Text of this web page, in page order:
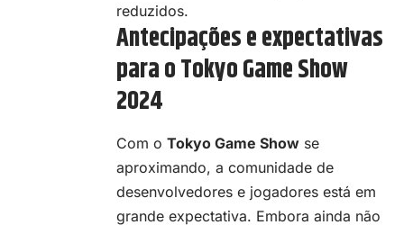
reduzidos.
Antecipações e expectativas
para o Tokyo Game Show
2024
Com o Tokyo Game Show se
aproximando, a comunidade de
desenvolvedores e jogadores está em
grande expectativa. Embora ainda não